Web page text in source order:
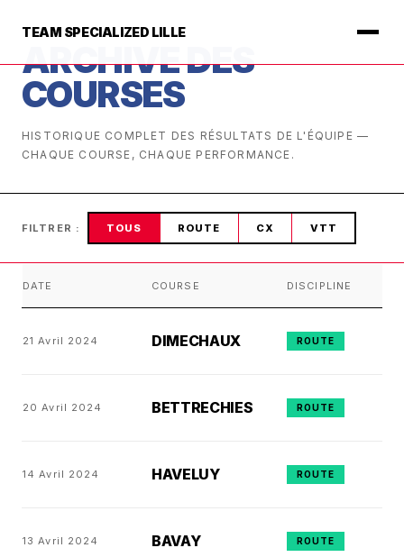
TEAM SPECIALIZED LILLE
ARCHIVE DES
COURSES
HISTORIQUE COMPLET DES RÉSULTATS DE L'ÉQUIPE —
CHAQUE COURSE, CHAQUE PERFORMANCE.
FILTRER : TOUS ROUTE CX VTT
DATE COURSE DISCIPLINE
21 Avril 2024 DIMECHAUX ROUTE
20 Avril 2024 BETTRECHIES ROUTE
14 Avril 2024 HAVELUY ROUTE
13 Avril 2024 BAVAY ROUTE